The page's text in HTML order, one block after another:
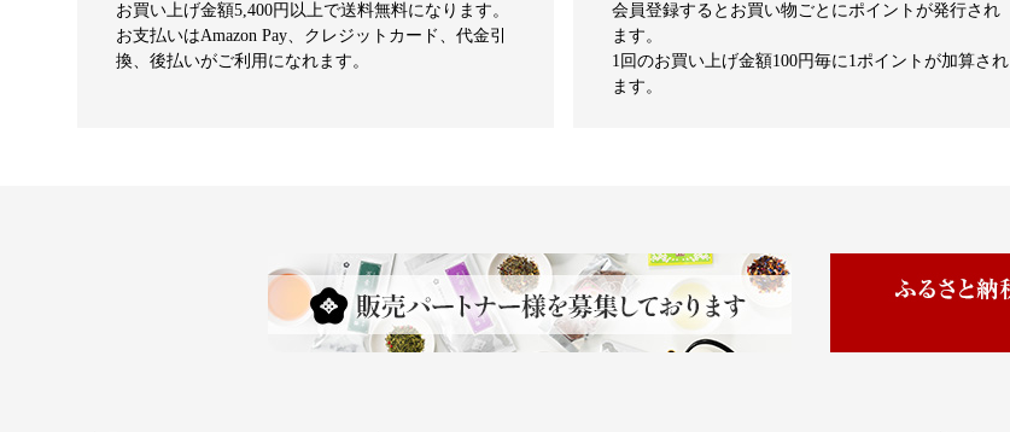
お買い上げ金額5,400円以上で送料無料になります。
お支払いはAmazon Pay、クレジットカード、代金引
換、後払いがご利用になれます。
会員登録するとお買い物ごとにポイントが発行され
ます。
1回のお買い上げ金額100円毎に1ポイントが加算され
ます。